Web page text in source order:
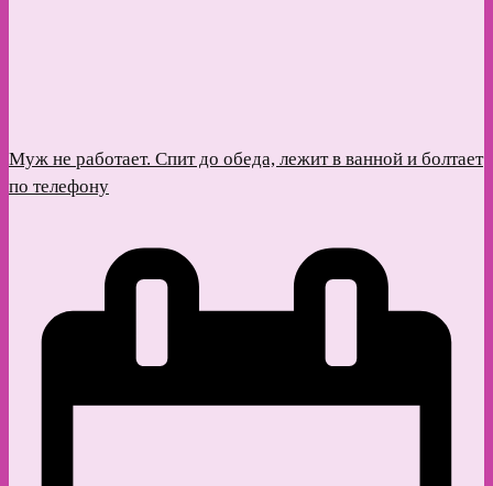
Муж не работает. Спит до обеда, лежит в ванной и болтает
по телефону